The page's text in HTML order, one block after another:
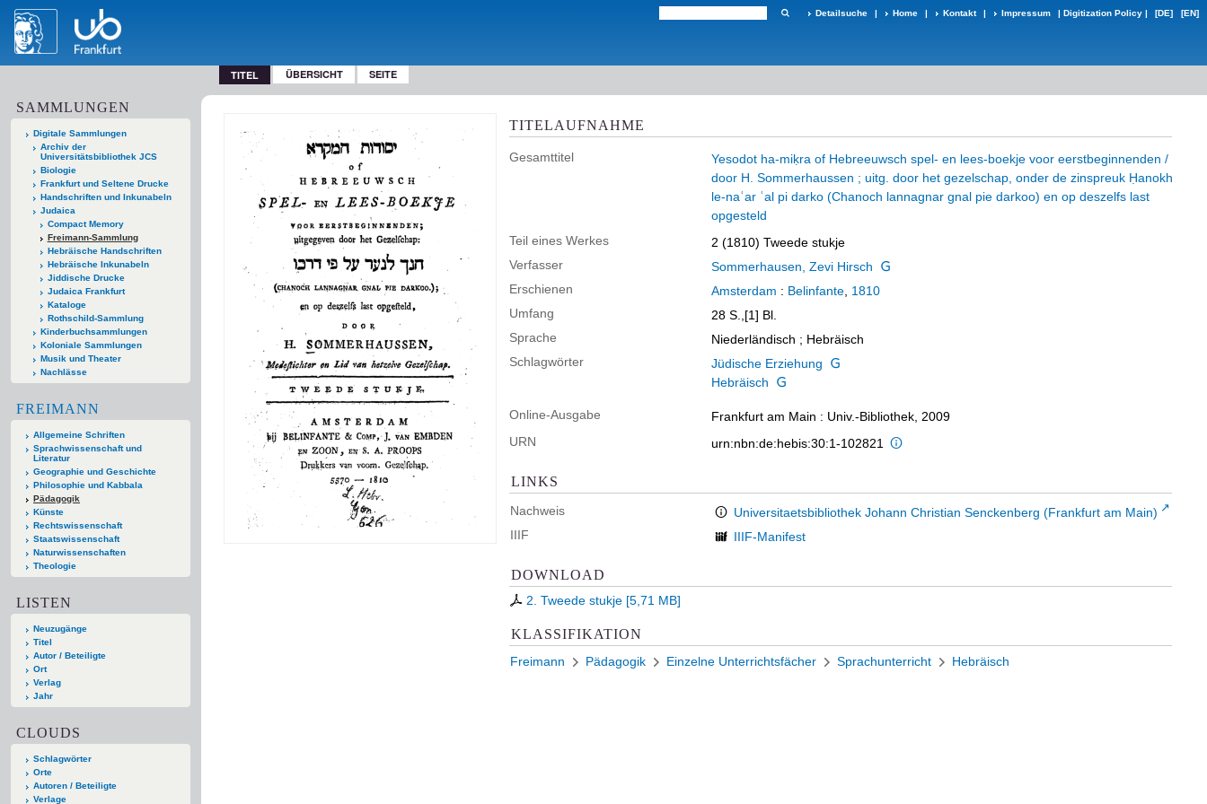
Detailsuche | Home | Kontakt | Impressum | Digitization Policy | [DE] [EN]
TITEL ÜBERSICHT SEITE
SAMMLUNGEN
Digitale Sammlungen
Archiv der
Universitätsbibliothek JCS
Biologie
Frankfurt und Seltene Drucke
Handschriften und Inkunabeln
Judaica
Compact Memory
Freimann-Sammlung
Hebräische Handschriften
Hebräische Inkunabeln
Jiddische Drucke
Judaica Frankfurt
Kataloge
Rothschild-Sammlung
Kinderbuchsammlungen
Koloniale Sammlungen
Musik und Theater
Nachlässe
FREIMANN
Allgemeine Schriften
Sprachwissenschaft und
Literatur
Geographie und Geschichte
Philosophie und Kabbala
Pädagogik
Künste
Rechtswissenschaft
Staatswissenschaft
Naturwissenschaften
Theologie
LISTEN
Neuzugänge
Titel
Autor / Beteiligte
Ort
Verlag
Jahr
CLOUDS
Schlagwörter
Orte
Autoren / Beteiligte
Verlage
TITELAUFNAHME
Gesamttitel
Yesodot ha-miḳra of Hebreeuwsch spel- en lees-boekje voor eerstbeginnenden /
door H. Sommerhaussen ; uitg. door het gezelschap, onder de zinspreuk Ḥanokh
le-naʿar ʿal pi darko (Chanoch lannagnar gnal pie darkoo) en op deszelfs last
opgesteld
Teil eines Werkes
2 (1810) Tweede stukje
Verfasser
Sommerhausen, Zevi Hirsch
Erschienen
Amsterdam : Belinfante 1810
Umfang
28 S.,[1] Bl.
Sprache
Niederländisch ; Hebräisch
Schlagwörter
Jüdische Erziehung
Hebräisch
Online-Ausgabe
Frankfurt am Main : Univ.-Bibliothek, 2009
URN
urn:nbn:de:hebis:30:1-102821
LINKS
Nachweis
Universitaetsbibliothek Johann Christian Senckenberg (Frankfurt am Main)
IIIF
IIIF-Manifest
DOWNLOAD
2. Tweede stukje [5,71 MB]
KLASSIFIKATION
Freimann Pädagogik Einzelne Unterrichtsfächer Sprachunterricht Hebräisch